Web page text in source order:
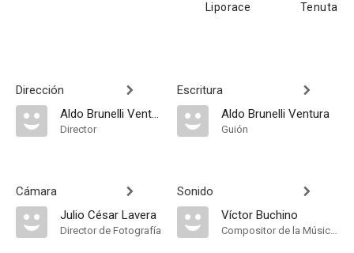
Liporace
Tenuta
Dirección
Aldo Brunelli Ventura
Director
Cámara
Julio César Lavera
Director de Fotografía
Escritura
Aldo Brunelli Ventura
Guión
Sonido
Víctor Buchino
Compositor de la Música Original, Música